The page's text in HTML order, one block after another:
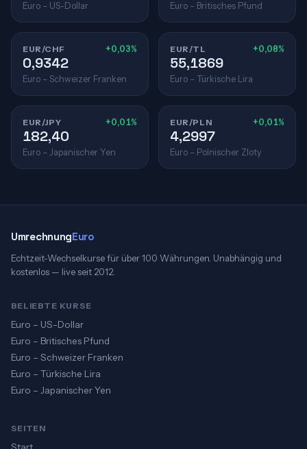
Euro – US-Dollar Euro – Britisches Pfund
EUR/CHF +0,03%
0,9342
Euro – Schweizer Franken
EUR/TL +0,08%
55,1869
Euro – Türkische Lira
EUR/JPY +0,01%
182,40
Euro – Japanischer Yen
EUR/PLN +0,01%
4,2997
Euro – Polnischer Zloty
UmrechnungEuro
Echtzeit-Wechselkurse für über 100 Währungen. Unabhängig und
kostenlos — live seit 2012.
BELIEBTE KURSE
Euro – US-Dollar
Euro – Britisches Pfund
Euro – Schweizer Franken
Euro – Türkische Lira
Euro – Japanischer Yen
SEITEN